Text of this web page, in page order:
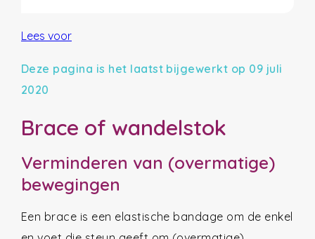
Lees voor
Deze pagina is het laatst bijgewerkt op 09 juli
2020
Brace of wandelstok
Verminderen van (overmatige)
bewegingen
Een brace is een elastische bandage om de enkel